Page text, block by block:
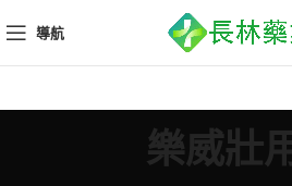
導航
樂威壯